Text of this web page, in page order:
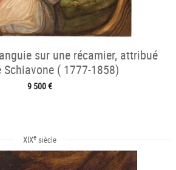
sur une récamier, attribué
Schiavone ( 1777-1858)
9 500 €
XIXe siècle